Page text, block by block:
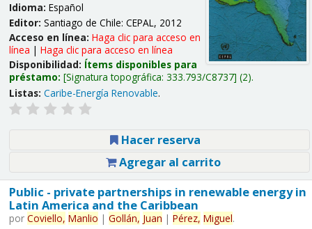
Idioma: Español
Editor: Santiago de Chile: CEPAL, 2012
Acceso en línea: Haga clic para acceso en
línea | Haga clic para acceso en línea
Disponibilidad: Ítems disponibles para
préstamo: Signatura topográfica: 333.793/C8737 (2).
Listas: Caribe-Energía Renovable.
Hacer reserva
Agregar al carrito
Public - private partnerships in renewable energy in
Latin America and the Caribbean
por Coviello, Manlio | Gollán, Juan | Pérez, Miguel.